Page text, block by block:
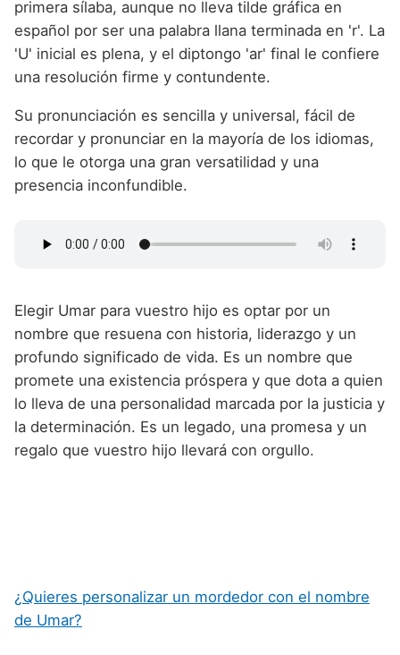
primera sílaba, aunque no lleva tilde gráfica en
español por ser una palabra llana terminada en 'r'. La
'U' inicial es plena, y el diptongo 'ar' final le confiere
una resolución firme y contundente.
Su pronunciación es sencilla y universal, fácil de
recordar y pronunciar en la mayoría de los idiomas,
lo que le otorga una gran versatilidad y una
presencia inconfundible.
Elegir Umar para vuestro hijo es optar por un
nombre que resuena con historia, liderazgo y un
profundo significado de vida. Es un nombre que
promete una existencia próspera y que dota a quien
lo lleva de una personalidad marcada por la justicia y
la determinación. Es un legado, una promesa y un
regalo que vuestro hijo llevará con orgullo.
¿Quieres personalizar un mordedor con el nombre
de Umar?